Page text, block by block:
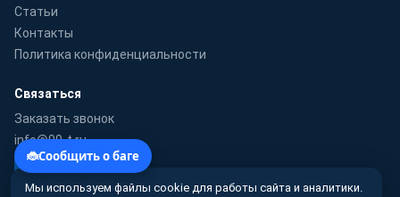
Статьи
Контакты
Политика конфиденциальности
Связаться
Заказать звонок
info@99-t.ru
WhatsApp
Мы используем файлы cookie для работы сайта и аналитики.